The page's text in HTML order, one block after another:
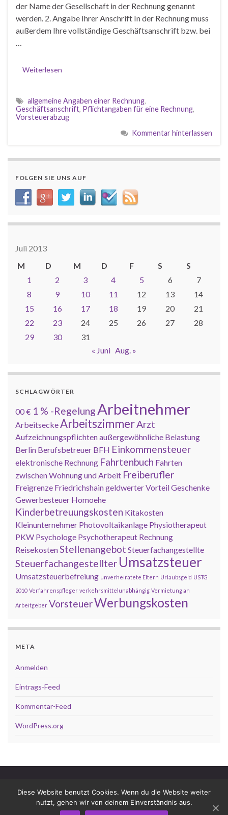
der Name der Gesellschaft in der Rechnung genannt
werden. 2. Angabe Ihrer Anschrift In der Rechnung muss
außerdem Ihre vollständige Geschäftsanschrift bzw. bei
Weiterlesen
allgemeine Angaben einer Rechnung,
Geschäftsanschrift, Pflichtangaben für eine Rechnung,
Vorsteuerabzug
Kommentar hinterlassen
FOLGEN SIE UNS AUF
Juli 2013
M
D M D F S
S
1
2 3 4 5 6
7
8
9 10 11 12 13
14
15
16 17 18 19 20
21
22
23 24 25 26 27
28
29
30
31
« Juni Aug. »
SCHLAGWÖRTER
00 € 1 % -Regelung Arbeitnehmer
ArbeitseckeArbeitszimmerArzt
Aufzeichnungspflichtenaußergewöhnliche Belastung
Berlin Berufsbetreuer BFH Einkommensteuer
elektronische Rechnung Fahrtenbuch Fahrten
zwischen Wohnung und Arbeit Freiberufler
Freigrenze Friedrichshaingeldwerter VorteilGeschenke
Gewerbesteuer Homoehe
Kinderbetreuungskosten Kitakosten
Kleinunternehmer Photovoltaikanlage Physiotherapeut
PKW Psychologe Psychotherapeut Rechnung
ReisekostenStellenangebot Steuerfachangestellte
Steuerfachangestellter Umsatzsteuer
Umsatzsteuerbefreiung unverheiratete Eltern Urlaubsgeld USTG
2010 Verfahrenspfleger verkehrsmittelunabhängig Vermietung an
Arbeitgeber VorsteuerWerbungskosten
META
Anmelden
Eintrags-Feed
Kommentar-Feed
WordPress.org
Dop­pel­be­steue­rungs­ab­kom­men
Diese Website benutzt Cookies. Wenn du die Website weiter
nutzt, gehen wir von deinem Einverständnis aus.